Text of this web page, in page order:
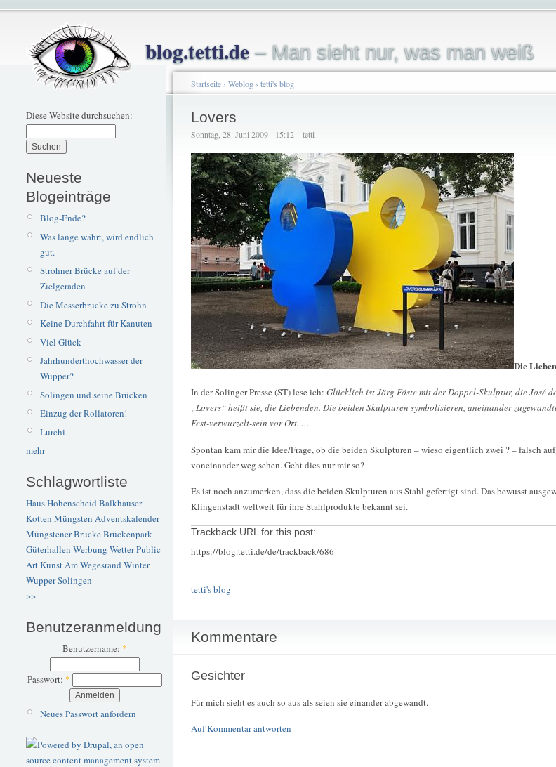
blog.tetti.de– Man sieht nur, was man weiß
Diese Website durchsuchen:
Neueste
Blogeinträge
Blog-Ende?
Was lange währt, wird endlich
gut.
Strohner Brücke auf der
Zielgeraden
Die Messerbrücke zu Strohn
Keine Durchfahrt für Kanuten
Viel Glück
Jahrhunderthochwasser der
Wupper?
Solingen und seine Brücken
Einzug der Rollatoren!
Lurchi
mehr
Schlagwortliste
Haus Hohenscheid Balkhauser
Kotten Müngsten Adventskalender
Müngstener BrückeBrückenpark
Güterhallen Werbung WetterPublic
ArtKunstAm Wegesrand Winter
WupperSolingen
>>
Benutzeranmeldung
Benutzername: *
Passwort: *
Neues Passwort anfordern
Startseite› Weblog› tetti's blog
Lovers
Sonntag, 28. Juni 2009 - 15:12 – tetti
Die
In der Solinger Presse (ST) lese ich: Glücklich ist Jörg Föste mit der Doppel-Skulptur, die José
„Lovers“ heißt sie, die Liebenden. Die beiden Skulpturen symbolisieren, aneinander
Fest-verwurzelt-sein vor Ort. …
Spontan kam mir die Idee/Frage, ob die beiden Skulpturen – wieso eigentlich zwei ? – falsch
voneinander weg sehen. Geht dies nur mir so?
Es ist noch anzumerken, dass die beiden Skulpturen aus Stahl gefertigt sind. Das bewusst
Klingenstadt weltweit für ihre Stahlprodukte bekannt sei.
Trackback URL for this post:
https://blog.tetti.de/de/trackback/686
tetti's blog
Kommentare
Gesichter
Für mich sieht es auch so aus als seien sie einander abgewandt.
Auf Kommentar antworten